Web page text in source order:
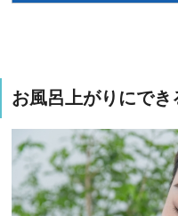
お風呂上がりにで